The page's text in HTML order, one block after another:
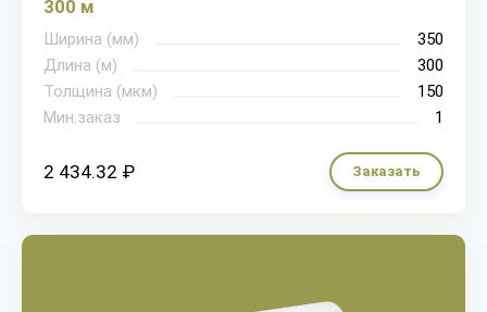
300 м
Ширина (мм)
350
Длина (м)
300
Толщина (мкм)
150
Мин.заказ
1
2 434.32 ₽ Заказать